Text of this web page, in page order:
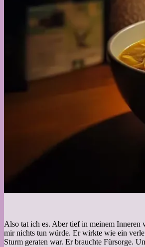
Also tat ich es. Aber tief in meinem Inneren
mir nichts tun würde. Er wirkte wie ein
Sturm geraten war. Er brauchte Fürsorge.